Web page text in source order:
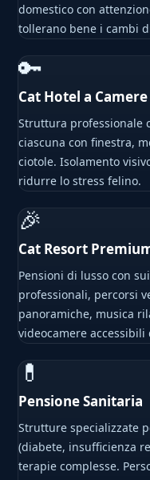
domestico con
tollerano bene i cambi
🔑
Cat Hotel a Camere
Struttura professionale
ciascuna con finestra,
ciotole. Isolamento
ridurre lo stress felino.
🎉
Cat Resort
Pensioni di lusso con
professionali, percorsi
panoramiche, musica
videocamere accessibili
💊
Pensione Sanitaria
Strutture specializzate
(diabete, insufficienza
terapie complesse.